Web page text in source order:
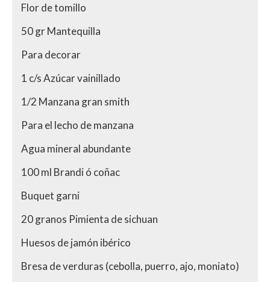
Flor de tomillo
50 gr Mantequilla
Para decorar
1 c/s Azúcar vainillado
1/2 Manzana gran smith
Para el lecho de manzana
Agua mineral abundante
100 ml Brandi ó coñac
Buquet garni
20 granos Pimienta de sichuan
Huesos de jamón ibérico
Bresa de verduras (cebolla, puerro, ajo, moniato)